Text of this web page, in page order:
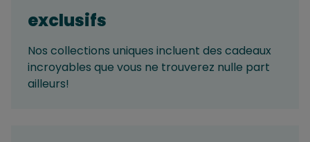
exclusifs
Nos collections uniques incluent des cadeaux
incroyables que vous ne trouverez nulle part
ailleurs!